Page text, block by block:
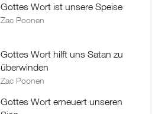
Gottes Wort ist unsere Speise
Zac Poonen
Gottes Wort hilft uns Satan zu
überwinden
Zac Poonen
Gottes Wort erneuert unseren